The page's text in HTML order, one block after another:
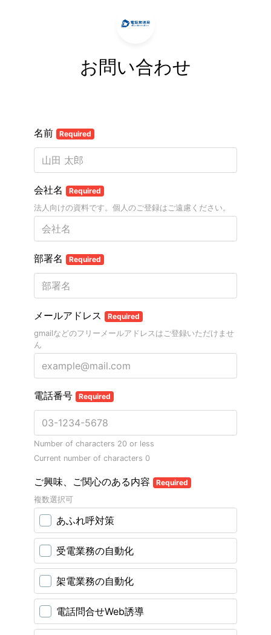
お問い合わせ
名前 Required
会社名 Required
法人向けの資料です。個人のご登録はご遠慮ください。
部署名 Required
メールアドレス Required
gmailなどのフリーメールアドレスはご登録いただけませ
ん
電話番号 Required
Number of characters 20 or less
Current number of characters 0
ご興味、ご関心のある内容 Required
複数選択可
あふれ呼対策
受電業務の自動化
架電業務の自動化
電話問合せWeb誘導